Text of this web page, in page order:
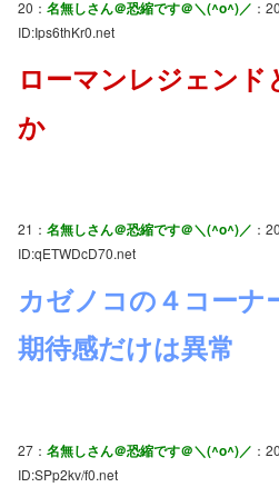
20： 名無しさん＠恐縮です＠＼(^o^)／ ：
ID:Ips6thKr0.net
ローマンレジェン
か
21： 名無しさん＠恐縮です＠＼(^o^)／ ：
ID:qETWDcD70.net
カゼノコの４コーナ
期待感だけは異常
27： 名無しさん＠恐縮です＠＼(^o^)／ ：
ID:SPp2kv/f0.net